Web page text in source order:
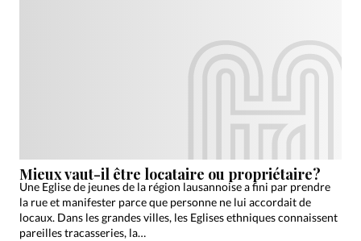
Mieux vaut-il être locataire ou propriétaire?
Une Eglise de jeunes de la région lausannoise a fini par prendre
la rue et manifester parce que personne ne lui accordait de
locaux. Dans les grandes villes, les Eglises ethniques connaissent
pareilles tracasseries, la…